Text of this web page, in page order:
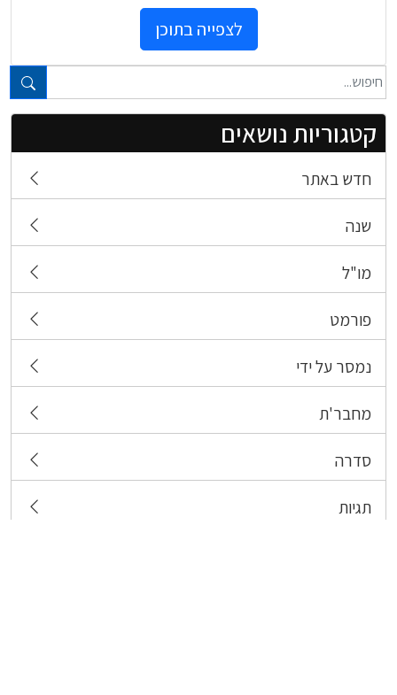
טקסט חופשי...
קטגוריות נושאים
חדש באתר
שנה
מו"ל
פורמט
נמסר על ידי
מחבר'ת
סדרה
תגיות
לצפייה בתוכן